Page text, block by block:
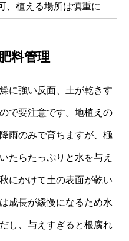
、植える場所は慎重に
料管理
に強い反面、土が乾きす
で要注意です。地植えの
雨のみで育ちますが、極
たらたっぷりと水を与え
にかけて土の表面が乾い
成長が緩慢になるため水
し、与えすぎると根腐れ